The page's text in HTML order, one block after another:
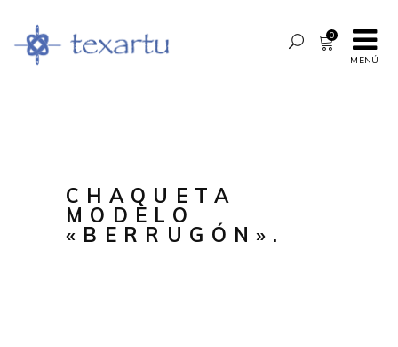
MENÚ
0
CHAQUETA
MODELO
«BERRUGÓN».